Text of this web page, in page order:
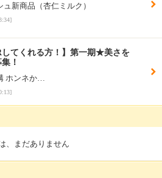
ュ新商品（杏仁ミルク）
してくれる方！】第一期★美さを
！
ホンネか…
、まだありません